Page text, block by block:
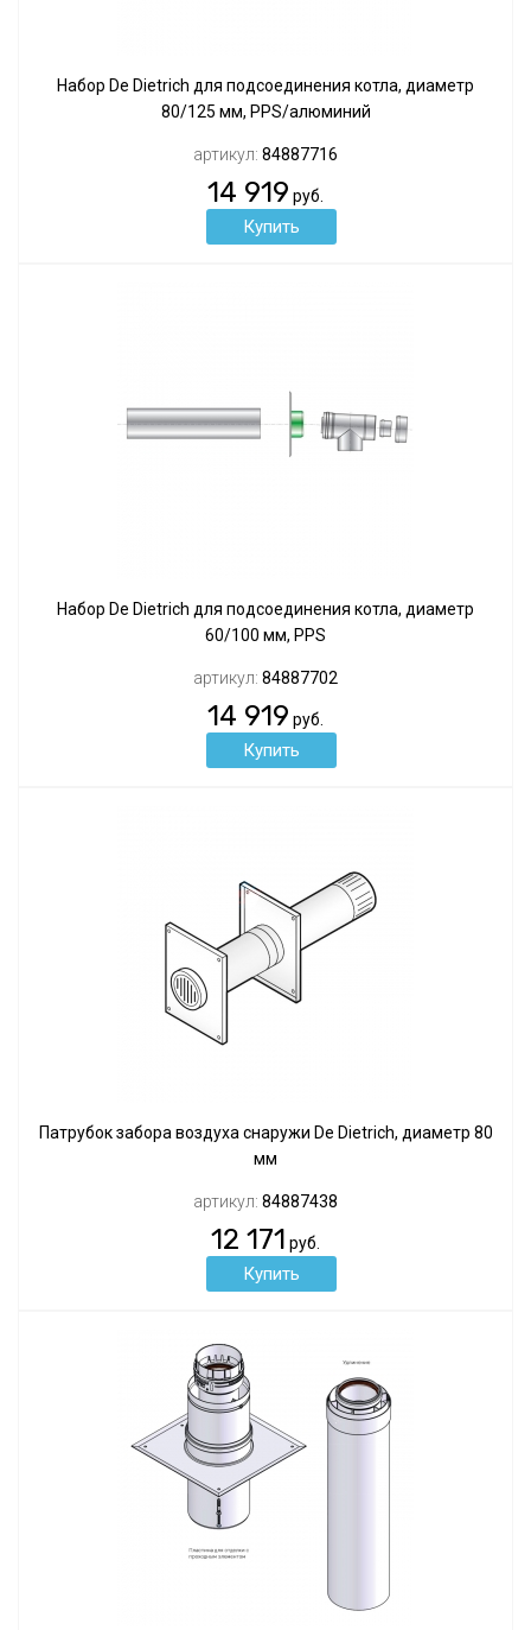
Набор De Dietrich для подсоединения котла, диаметр
80/125 мм, PPS/алюминий
артикул: 84887716
14 919 руб.
Набор De Dietrich для подсоединения котла, диаметр
60/100 мм, PPS
артикул: 84887702
14 919 руб.
Патрубок забора воздуха снаружи De Dietrich, диаметр 80
мм
артикул: 84887438
12 171 руб.